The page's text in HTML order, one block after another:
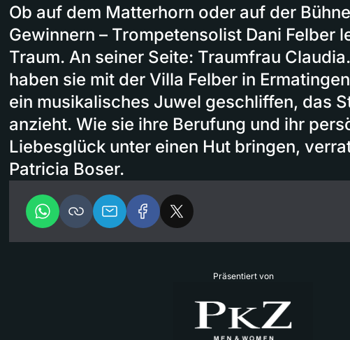
Ob auf dem Matterhorn oder auf der
Gewinnern – Trompetensolist Dani Felber
Traum. An seiner Seite: Traumfrau
haben sie mit der Villa Felber in
ein musikalisches Juwel geschliffen, das
anzieht. Wie sie ihre Berufung und ihr
Liebesglück unter einen Hut bringen,
Patricia Boser.
Präsentiert von